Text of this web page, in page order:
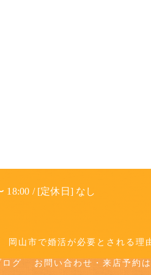
18:00 / [定休日] なし
岡山市で婚活が必要とされる理
ログ お問い合わせ・来店予約